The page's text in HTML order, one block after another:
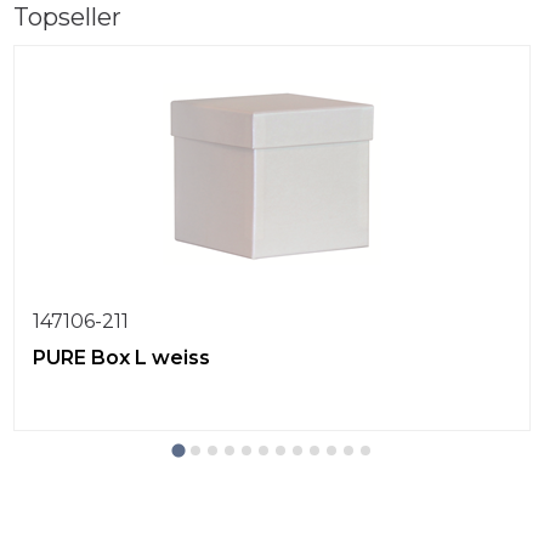
Topseller
147106-211
PURE Box L weiss